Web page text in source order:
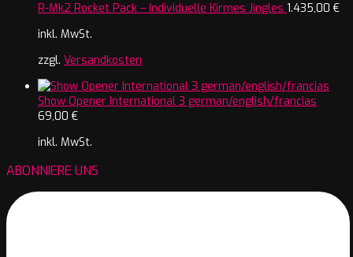
R-Mk2 Rocket Pack – Individuelle Kirmes Jingles 1.435,00 €
inkl. MwSt.
zzgl. Versandkosten
Show Opener International 3 german/english/francias
69,00 €
inkl. MwSt.
ABONNIERE UNS